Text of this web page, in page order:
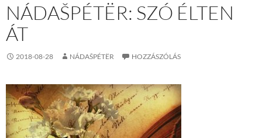
NÁDAŠPÉTËR: SZÓ ÉLTEN
ÁT
2018-08-28 NÁDAŠPÉTËR HOZZÁSZÓLÁS